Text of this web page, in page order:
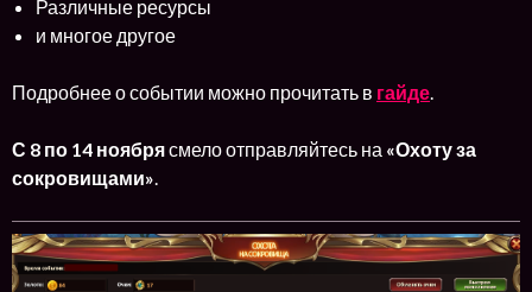
Различные ресурсы
и многое другое
Подробнее о событии можно прочитать в гайде.
С 8 по 14 ноябрясмело отправляйтесь на «Охоту за
сокровищами».